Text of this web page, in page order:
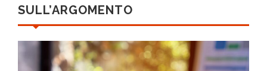
SULL’ARGOMENTO